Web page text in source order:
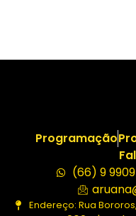
Programação
(66) 9
Endereço: Rua